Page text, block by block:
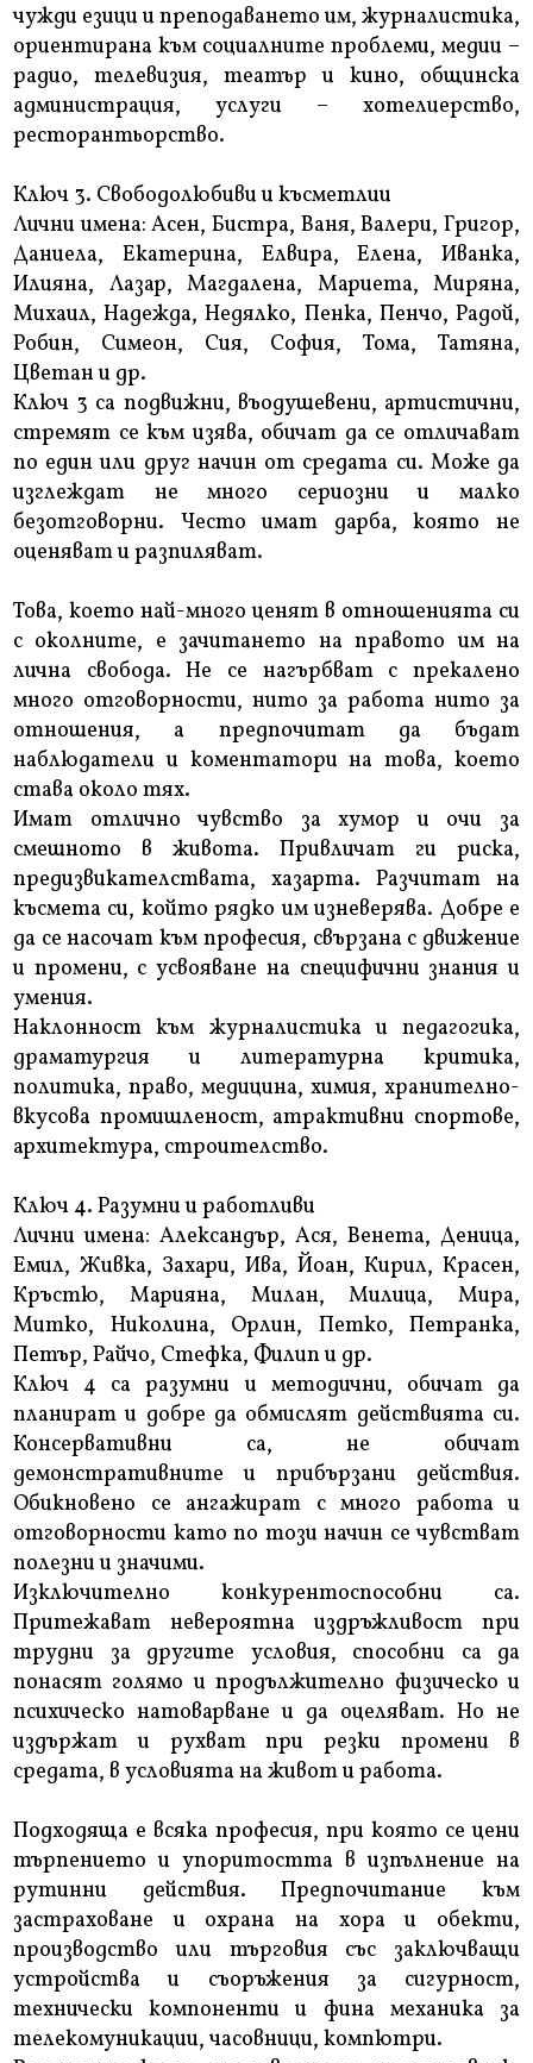
чужди езици и преподаването им, журналистика,
ориентирана към социалните проблеми, медии –
радио, телевизия, театър и кино, общинска
администрация, услуги – хотелиерство,
ресторантьорство.
Ключ 3. Свободолюбиви и късметлии
Лични имена: Асен, Бистра, Ваня, Валери, Григор,
Даниела, Екатерина, Елвира, Елена, Иванка,
Илияна, Лазар, Магдалена, Мариета, Миряна,
Михаил, Надежда, Недялко, Пенка, Пенчо, Радой,
Робин, Симеон, Сия, София, Тома, Татяна,
Цветан и др.
Ключ 3 са подвижни, въодушевени, артистични,
стремят се към изява, обичат да се отличават
по един или друг начин от средата си. Може да
изглеждат не много сериозни и малко
безотговорни. Често имат дарба, която не
оценяват и разпиляват.
Това, което най-много ценят в отношенията си
с околните, е зачитането на правото им на
лична свобода. Не се нагърбват с прекалено
много отговорности, нито за работа нито за
отношения, а предпочитат да бъдат
наблюдатели и коментатори на това, което
става около тях.
Имат отлично чувство за хумор и очи за
смешното в живота. Привличат ги риска,
предизвикателствата, хазарта. Разчитат на
късмета си, който рядко им изневерява. Добре е
да се насочат към професия, свързана с движение
и промени, с усвояване на специфични знания и
умения.
Наклонност към журналистика и педагогика,
драматургия и литературна критика,
политика, право, медицина, химия, хранително-
вкусова промишленост, атрактивни спортове,
архитектура, строителство.
Ключ 4. Разумни и работливи
Лични имена: Александър, Ася, Венета, Деница,
Емил, Живка, Захари, Ива, Йоан, Кирил, Красен,
Кръстю, Марияна, Милан, Милица, Мира,
Митко, Николина, Орлин, Петко, Петранка,
Петър, Райчо, Стефка, Филип и др.
Ключ 4 са разумни и методични, обичат да
планират и добре да обмислят действията си.
Консервативни са, не обичат
демонстративните и прибързани действия.
Обикновено се ангажират с много работа и
отговорности като по този начин се чувстват
полезни и значими.
Изключително конкурентоспособни са.
Притежават невероятна издръжливост при
трудни за другите условия, способни са да
понасят голямо и продължително физическо и
психическо натоварване и да оцеляват. Но не
издържат и рухват при резки промени в
средата, в условията на живот и работа.
Подходяща е всяка професия, при която се цени
търпението и упоритостта в изпълнение на
рутинни действия. Предпочитание към
застраховане и охрана на хора и обекти,
производство или търговия със заключващи
устройства и съоръжения за сигурност,
технически компоненти и фина механика за
телекомуникации, часовници, компютри.